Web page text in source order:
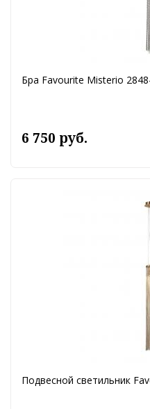
Бра Favourite Misterio
6 750 руб.
Подвесной светильник